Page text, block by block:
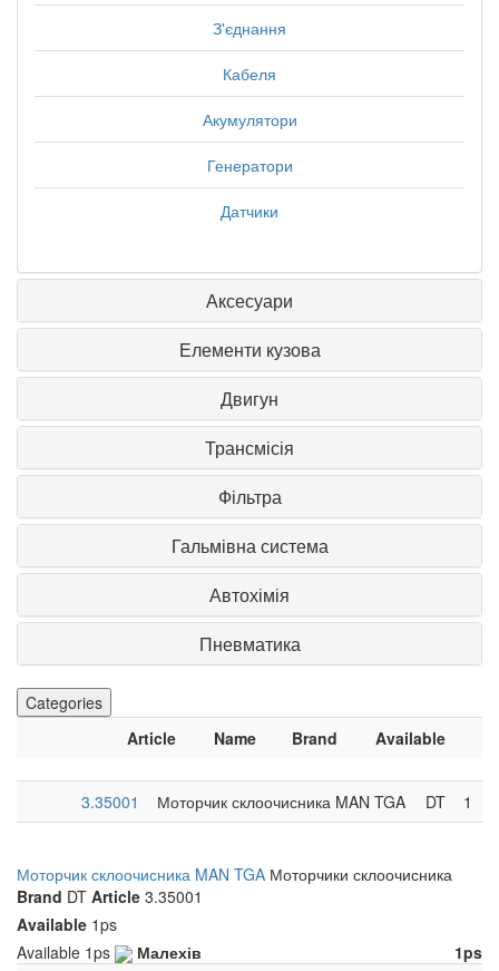
З'єднання
Кабеля
Акумулятори
Генератори
Датчики
Аксесуари
Елементи кузова
Двигун
Трансмісія
Фільтра
Гальмівна система
Автохімія
Пневматика
Categories
Article
Name Brand Available
3.35001 Моторчик склоочисника MAN TGA DT 1
Моторчик склоочисника MAN TGA Моторчики склоочисника
Brand DT Article 3.35001
Available 1ps
Available 1ps Малехів
1ps